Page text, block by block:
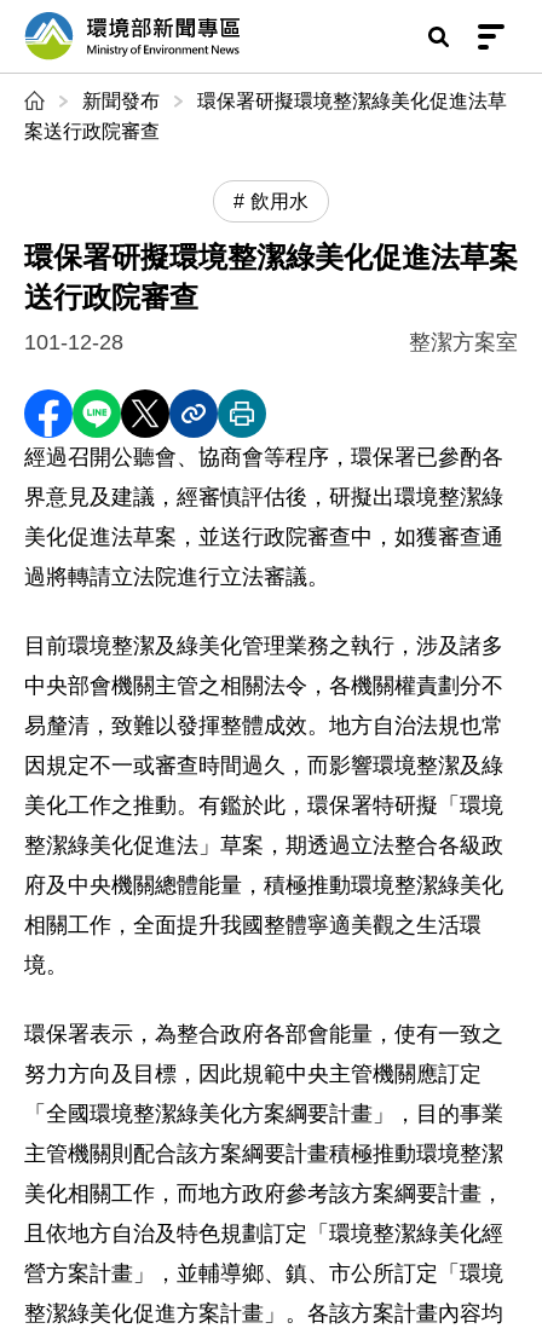
前往中央內容區塊
環境部新聞專區
新聞發布
環保署研擬環境整潔綠美化促進法草
案送行政院審查
飲用水
環保署研擬環境整潔綠美化促進法草案
送行政院審查
101-12-28 整潔方案室
分享至 Facebook
分享到 LINE
分享到 X分享內容連結
列印本頁
經過召開公聽會、協商會等程序，環保署已參酌各
界意見及建議，經審慎評估後，研擬出環境整潔綠
美化促進法草案，並送行政院審查中，如獲審查通
過將轉請立法院進行立法審議。
目前環境整潔及綠美化管理業務之執行，涉及諸多
中央部會機關主管之相關法令，各機關權責劃分不
易釐清，致難以發揮整體成效。地方自治法規也常
因規定不一或審查時間過久，而影響環境整潔及綠
美化工作之推動。有鑑於此，環保署特研擬「環境
整潔綠美化促進法」草案，期透過立法整合各級政
府及中央機關總體能量，積極推動環境整潔綠美化
相關工作，全面提升我國整體寧適美觀之生活環
境。
環保署表示，為整合政府各部會能量，使有一致之
努力方向及目標，因此規範中央主管機關應訂定
「全國環境整潔綠美化方案綱要計畫」，目的事業
主管機關則配合該方案綱要計畫積極推動環境整潔
美化相關工作，而地方政府參考該方案綱要計畫，
且依地方自治及特色規劃訂定「環境整潔綠美化經
營方案計畫」，並輔導鄉、鎮、市公所訂定「環境
整潔綠美化促進方案計畫」。各該方案計畫內容均